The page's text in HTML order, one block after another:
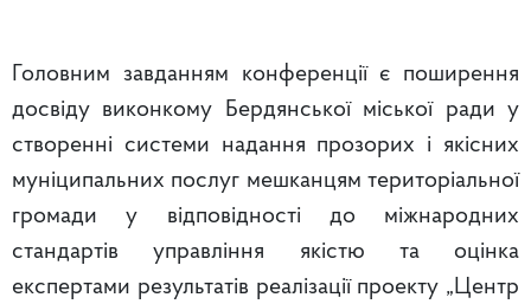
Головним завданням конференції є поширення
досвіду виконкому Бердянської міської ради у
створенні системи надання прозорих і якісних
муніципальних послуг мешканцям територіальної
громади у відповідності до міжнародних
стандартів управління якістю та оцінка
експертами результатів реалізації проекту „Центр